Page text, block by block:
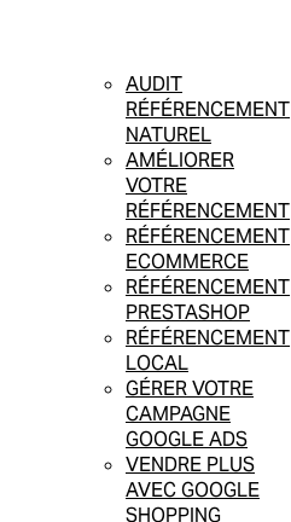
AUDIT
RÉFÉRENCEMENT
NATUREL
AMÉLIORER
VOTRE
RÉFÉRENCEMENT
RÉFÉRENCEMENT
ECOMMERCE
RÉFÉRENCEMENT
PRESTASHOP
RÉFÉRENCEMENT
LOCAL
GÉRER VOTRE
CAMPAGNE
GOOGLE ADS
VENDRE PLUS
AVEC GOOGLE
SHOPPING